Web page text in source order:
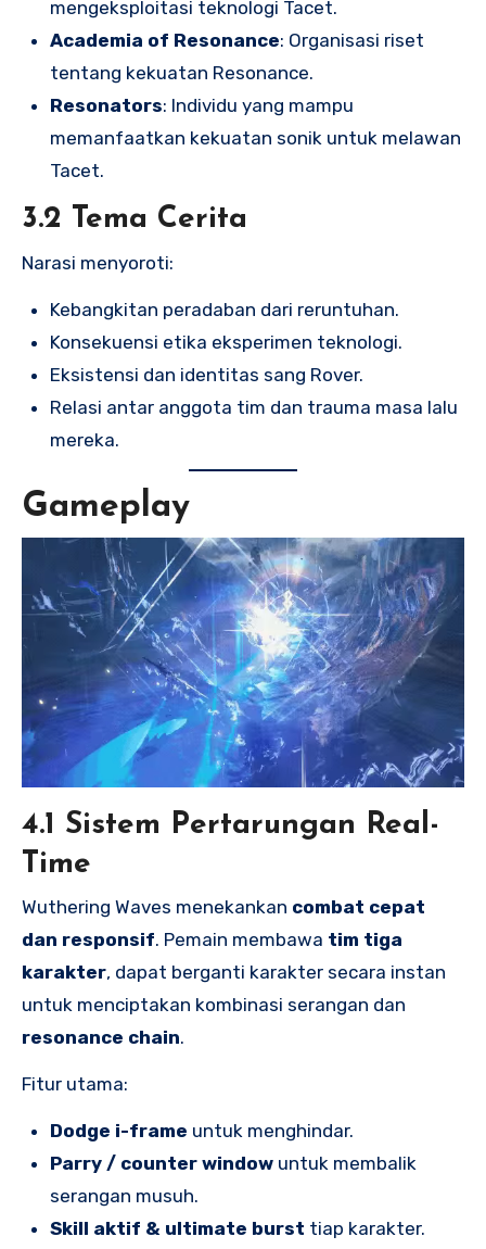
mengeksploitasi teknologi Tacet.
Academia of Resonance: Organisasi riset
tentang kekuatan Resonance.
Resonators: Individu yang mampu
memanfaatkan kekuatan sonik untuk melawan
Tacet.
3.2 Tema Cerita
Narasi menyoroti:
Kebangkitan peradaban dari reruntuhan.
Konsekuensi etika eksperimen teknologi.
Eksistensi dan identitas sang Rover.
Relasi antar anggota tim dan trauma masa lalu
mereka.
Gameplay
4.1 Sistem Pertarungan Real-
Time
Wuthering Waves menekankan combat cepat
dan responsif. Pemain membawa tim tiga
karakter, dapat berganti karakter secara instan
untuk menciptakan kombinasi serangan dan
resonance chain.
Fitur utama:
Dodge i-frame untuk menghindar.
Parry / counter windowuntuk membalik
serangan musuh.
Skill aktif & ultimate burst tiap karakter.